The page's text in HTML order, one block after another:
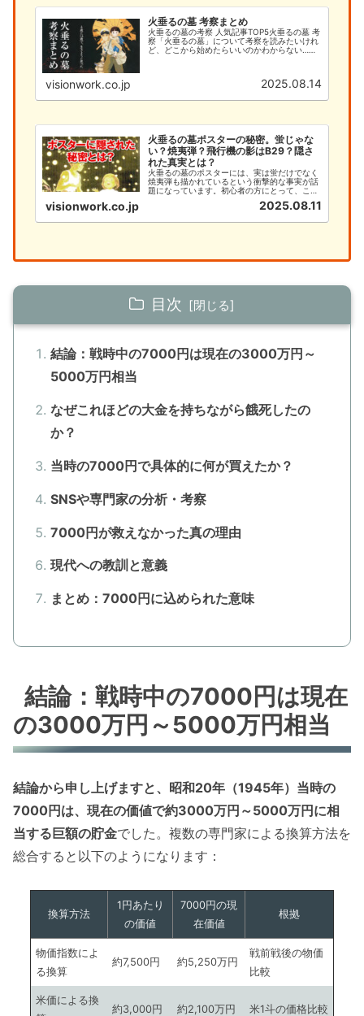
火垂るの墓 考察まとめ
火垂るの墓の考察 人気記事TOP5火垂るの墓 考
察「火垂るの墓」について考察を読みたいけれ
ど、どこから始めたらいいのかわからない…そ
visionwork.co.jp 2025.08.14
火垂るの墓ポスターの秘密。蛍じゃな
い？焼夷弾？飛行機の影はB29？隠さ
れた真実とは？
火垂るの墓のポスターには、実は蛍だけでなく
焼夷弾も描かれているという衝撃的な事実が話
題になっています。初心者の方にとって、この
深い意味を理解することは、作品への理解を大
きく深める重要なポイントです。本記事では、
と、初心者が知るべき基本情報...
visionwork.co.jp 2025.08.11
目次
結論：戦時中の7000円は現在の3000万円～
5000万円相当
なぜこれほどの大金を持ちながら餓死したの
か？
当時の7000円で具体的に何が買えたか？
SNSや専門家の分析・考察
7000円が救えなかった真の理由
現代への教訓と意義
まとめ：7000円に込められた意味
結論：戦時中の7000円は現在
の3000万円～5000万円相当
結論から申し上げますと、昭和20年（1945年）当時の
7000円は、現在の価値で約3000万円～5000万円に相
当する巨額の貯金でした。複数の専門家による換算方法を
総合すると以下のようになります：
換算方法
1円あたり
の価値
7000円の現
在価値
根拠
物価指数によ
る換算
約7,500円 約5,250万円
戦前戦後の物価
比較
米価による換
約3,000円 約2,100万円 米1斗の価格比較